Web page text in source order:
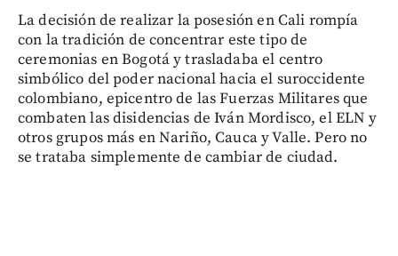
La decisión de realizar la posesión en Cali rompía
con la tradición de concentrar este tipo de
ceremonias en Bogotá y trasladaba el centro
simbólico del poder nacional hacia el suroccidente
colombiano, epicentro de las Fuerzas Militares que
combaten las disidencias de Iván Mordisco, el ELN y
otros grupos más en Nariño, Cauca y Valle. Pero no
se trataba simplemente de cambiar de ciudad.